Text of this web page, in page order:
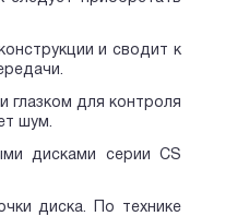
и сводит к
глазком для контроля
шум.
дисками серии CS
диска. По технике